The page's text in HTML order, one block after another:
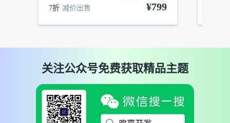
7折 减价出售 ¥799
关注公众号免费获取精品主题